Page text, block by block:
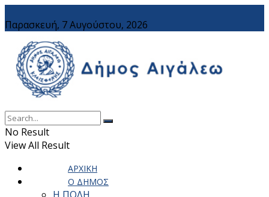
Παρασκευή, 7 Αυγούστου, 2026
No Result
View All Result
ΑΡΧΙΚΗ
Ο ΔΗΜΟΣ